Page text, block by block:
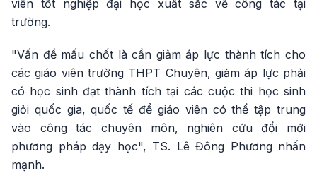
viên tốt nghiệp đại học xuất sắc về công tác tại
trường.
"Vấn đề mấu chốt là cần giảm áp lực thành tích cho
các giáo viên trường THPT Chuyên, giảm áp lực phải
có học sinh đạt thành tích tại các cuộc thi học sinh
giỏi quốc gia, quốc tế để giáo viên có thể tập trung
vào công tác chuyên môn, nghiên cứu đổi mới
phương pháp dạy học", TS. Lê Đông Phương nhấn
mạnh.